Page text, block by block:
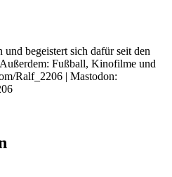
begeistert sich dafür seit den
Fußball, Kinofilme und
Ralf_2206 | Mastodon: